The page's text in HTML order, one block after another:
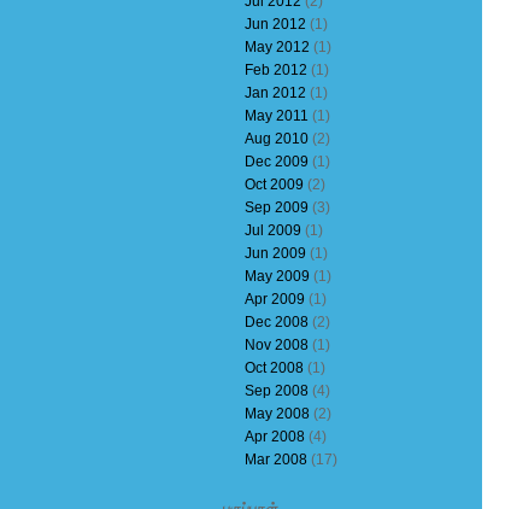
Jun 2012 (1)
May 2012 (1)
Feb 2012 (1)
Jan 2012 (1)
May 2011 (1)
Aug 2010(2)
Dec 2009 (1)
Oct 2009 (2)
Sep 2009 (3)
Jul 2009 (1)
Jun 2009 (1)
May 2009 (1)
Apr 2009 (1)
Dec 2008(2)
Nov 2008(1)
Oct 2008(1)
Sep 2008(4)
May 2008(2)
Apr 2008(4)
Mar 2008(17)